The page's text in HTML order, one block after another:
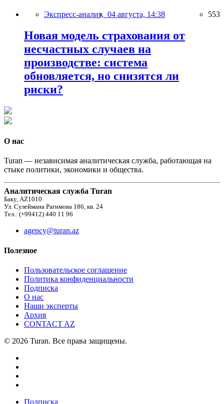
Экспресс-анализ, 04 августа, 14:38 553
Новая модель страхования от
несчастных случаев на
производстве: система
обновляется, но снизятся ли
риски?
О нас
Turan — независимая аналитическая служба, работающая на
стыке политики, экономики и общества.
Аналитическая служба Turan
Баку, AZ1010
Ул. Сулеймана Рагимова 186, кв. 24
Тел.: (+99412) 440 11 96
agency@turan.az
Полезное
Пользовательское соглашение
Политика конфиденциальности
Подписка
О нас
Наши эксперты
Архив
CONTACT AZ
© 2026 Turan. Все права защищены.
Подписка